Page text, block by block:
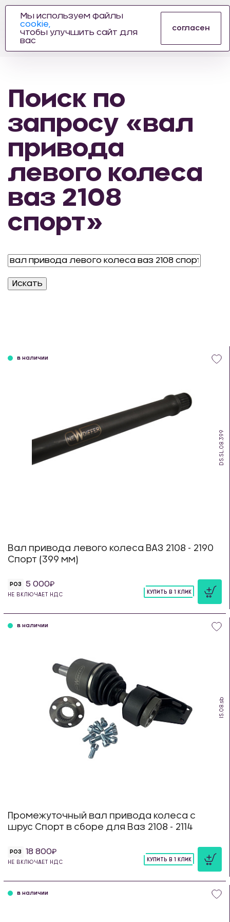
АВТОЗАПЧАСТЕЙ
Поиск по
запросу «вал
привода
левого колеса
ваз 2108
спорт»
DS.SL.08.399
в наличии
Вал привода левого колеса ВАЗ 2108 - 2190
Спорт (399 мм)
РОЗ 5 000
НЕ ВКЛЮЧАЕТ НДС
КУПИТЬ В 1 КЛИК
IS.08.sb
в наличии
Промежуточный вал привода колеса с
шрус Спорт в сборе для Ваз 2108 - 2114
РОЗ 18 800
НЕ ВКЛЮЧАЕТ НДС
КУПИТЬ В 1 КЛИК
в наличии
Мы используем файлы
cookie,
чтобы улучшить сайт для
вас
согласен